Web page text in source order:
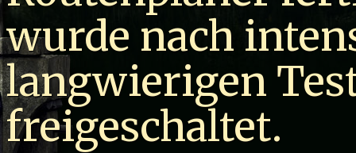
wurde nach
langwierigen
freigeschaltet.